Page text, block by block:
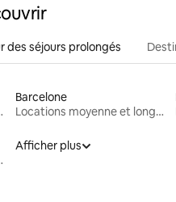
des séjours prolongés
durée
Barcelone
Locations moyenne et longue durée
durée
Afficher plus